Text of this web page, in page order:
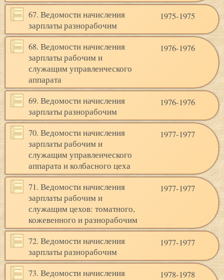
67. Ведомости начисления
зарплаты разнорабочим
1975-1975
68. Ведомости начисления
зарплаты рабочим и
служащим управленческого
аппарата
1976-1976
69. Ведомости начисления
зарплаты разнорабочим
1976-1976
70. Ведомости начисления
зарплаты рабочим и
служащим управленческого
аппарата и колбасного цеха
1977-1977
71. Ведомости начисления
зарплаты рабочим и
служащим цехов: томатного,
кожевенного и разнорабочим
1977-1977
72. Ведомости начисления
зарплаты разнорабочим
1977-1977
73. Ведомости начисления
1978-1978